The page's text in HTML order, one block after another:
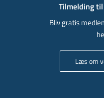
Tilmelding
Bliv gratis
Læs om